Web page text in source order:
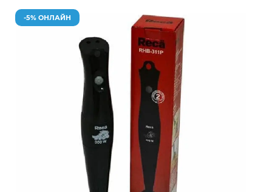
-5% ОНЛАЙН